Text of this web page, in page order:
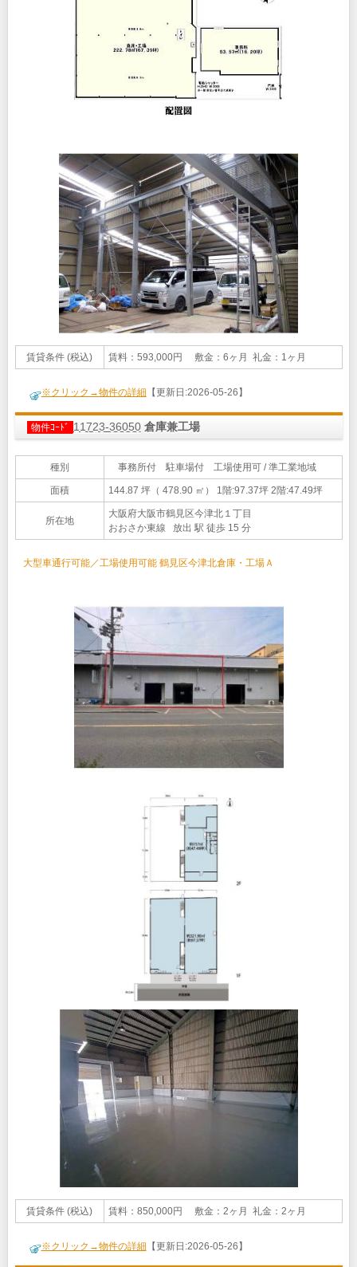
賃貸条件 (税込) 賃料：593,000円 敷金：6ヶ月 礼金：1ヶ月
※クリック→物件の詳細 【更新日:2026-05-26】
物件ｺｰﾄﾞ 11723-36050 倉庫兼工場
種別 事務所付 駐車場付 工場使用可 / 準工業地域
面積 144.87 坪（ 478.90 ㎡） 1階:97.37坪 2階:47.49坪
所在地
大阪府大阪市鶴見区今津北１丁目
おおさか東線 放出 駅 徒歩 15 分
大型車通行可能／工場使用可能 鶴見区今津北倉庫・工場Ａ
賃貸条件 (税込) 賃料：850,000円 敷金：2ヶ月 礼金：2ヶ月
※クリック→物件の詳細 【更新日:2026-05-26】